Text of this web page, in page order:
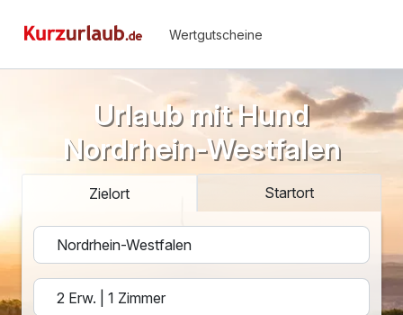
Wertgutscheine
Urlaub mit Hund
Nordrhein-Westfalen
Zielort Startort